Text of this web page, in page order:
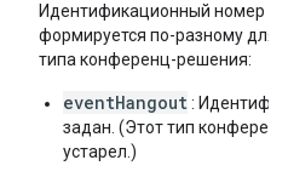
Идентификационный номер
формируется по-разному для
типа конференц-решения:
eventHangout:
задан. (Этот тип
устарел.)